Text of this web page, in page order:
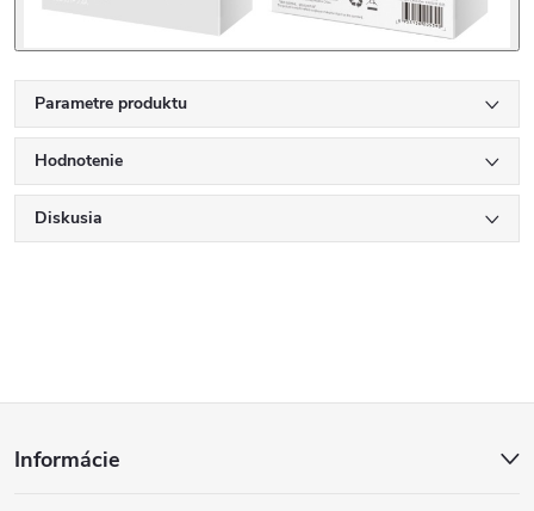
Parametre produktu
Hodnotenie
Diskusia
Informácie